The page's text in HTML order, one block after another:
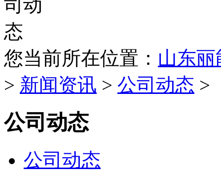
您当前所在位置： 山东
> 新闻资讯 > 公司动态 >
公司动态
公司动态